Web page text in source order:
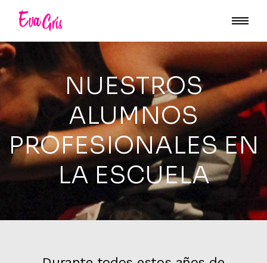
NUESTROS
ALUMNOS
PROFESIONALES EN
LA ESCUELA